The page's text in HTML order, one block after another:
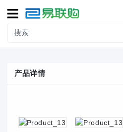
导
航
接线端子
联系我们
产品详情